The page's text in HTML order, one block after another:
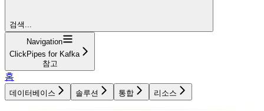
검색...
Navigation
ClickPipes for Kafka
참고
홈
데이터베이스 솔루션 통합 리소스